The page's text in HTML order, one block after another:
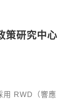
策研究中心
用 RWD（響應